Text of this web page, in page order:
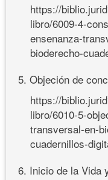
https://
libro/6009-4-
ensenanza-
bioderecho-
5. Objeción de
https://
libro/6010-5-
transversal-en-
cuadernillos-
6. Inicio de la Vida